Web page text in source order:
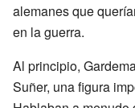
alemanes que
en la guerra.
Al principio,
Suñer, una figura